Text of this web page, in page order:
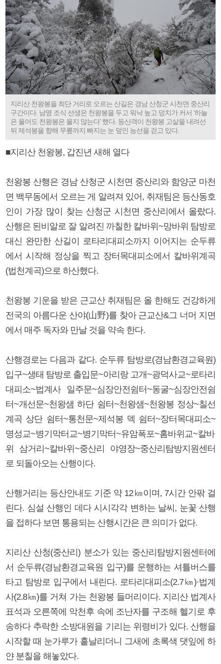
지리산 천왕봉을 최단 거리로 오르는 산길은 경남 산청군 시천면 중산리
구간이다. 남명 조식 선생은 천왕봉을 두고 워낙 높고 덩치가 커서 ‘하늘
은 울어도 천왕봉은 울지 않는다’ 했다. 등산객이 천왕봉 고샅을 내려선
뒤 제석봉을 향해 무릎까지 빠지는 눈 덮인 능선을 걷고 있다.
■지리산 천왕봉, 갑진년 새해 열다
천왕봉 산행은 경남 산청군 시천면 중산리와 함양군 마천
면 백무동에서 오르는 게 알려져 있어, 취재팀은 등산동호
인이 가장 많이 찾는 산청군 시천면 중산리에서 올랐다.
산행은 된비알로 잘 알려진 까칠한 칼바위~망바위 탐방로
대신 완만한 산길이 로타리대피소까지 이어지는 순두류
에서 시작해 정상을 찍고 장터목대피소에서 칼바위계곡
(법천계곡)으로 하산했다.
천왕봉 기운을 받은 근교산 취재팀은 올 한해도 건강하게
전국의 아름다운 산야(山野)를 찾아 근교산&그 너머 지면
에서 매주 독자와 만날 것을 약속 한다.
산행경로는 다음과 같다. 순두류 탐방로(경남환경교육원)
입구~생태 탐방로 출입문~아리랑 고개~광덕사교~로타리
대피소~법계사 일주문~심장안전쉼터~동굴~심장안전쉼
터~개선문~천왕샘 하단 쉼터~천왕샘~천왕봉 정상~칠선
계곡 상단 쉼터~통천문~제석봉 덱 쉼터~장터목대피소~
명성교~병기막터교~병기막터~유암폭포~홈바위교~칼바
위 삼거리~칼바위~중산리 야영장~중산리탐방지원센터
로 되돌아오는 산행이다.
산행거리는 등산안내도 기준 약 12㎞이며, 7시간 안팎 걸
린다. 심설 산행인 데다 시시각각 변하는 날씨, 눈꽃 산행
을 접하다 보면 통용되는 산행시간은 큰 의미가 없다.
지리산 산청(중산리) 분소가 있는 중산리탐방지원센터에
서 순두류(경남환경교육원 입구)를 운행하는 셔틀버스를
타고 탐방로 입구에서 내린다. 로타리대피소(2.7㎞)·법계
사(2.8㎞)를 거쳐 가는 천왕봉 들머리이다. 지리산 법계사
표석과 오른쪽에 악천후 속에 조난자를 구조해 헬기로 후
송하다 추락한 소방대원을 기리는 위령비가 있다. 산행을
시작할 때 눈가루가 흩날리더니 그새에 초록색 댓잎에 하
얀 분칠을 해놓았다.